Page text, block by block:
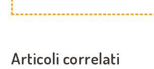
Articoli correlati